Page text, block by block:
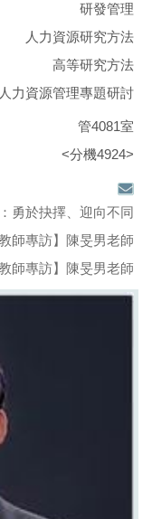
研發管理
人力資源研究方法
高等研究方法
力資源管理專題研討
管4081室
<分機4924>
勇於抉擇、迎向不同
師專訪】 陳旻男老師
師專訪】 陳旻男老師